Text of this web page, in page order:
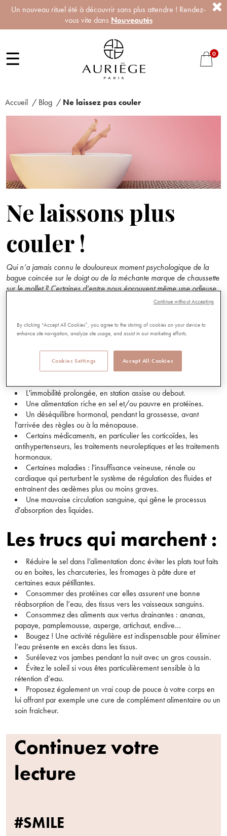
Un nouveau rituel été à découvrir sans plus attendre ! Rendez-
vous vite dans Nouveautés
☰ 0
Accueil / Blog / Ne laissez pas couler
Ne laissons plus
couler !
Qui n’a jamais connu le douloureux moment psychologique de la
bague coincée sur le doigt ou de la méchante marque de chaussette
sur le mollet ? Certaines d’entre nous éprouvent même une odieuse
sensation de jambes lourdes qui semble ne jamais disparaître …
Les causes :
La chaleur qui dilate les vaisseaux sanguins et les rend plus
poreux, favorisant la sortie d'eau des vaisseaux et empêchant sa
L'immobilité prolongée, en station assise ou debout.
Une alimentation riche en sel et/ou pauvre en protéines.
Un déséquilibre hormonal, pendant la grossesse, avant
l'arrivée des règles ou à la ménopause.
Certains médicaments, en particulier les corticoïdes, les
antihypertenseurs, les traitements neuroleptiques et les traitements
hormonaux.
Certaines maladies : l'insuffisance veineuse, rénale ou
cardiaque qui perturbent le système de régulation des fluides et
entraînent des œdèmes plus ou moins graves.
Une mauvaise circulation sanguine, qui gêne le processus
d'absorption des liquides.
Les trucs qui marchent :
Réduire le sel dans l’alimentation donc éviter les plats tout faits
ou en boites, les charcuteries, les fromages à pâte dure et
certaines eaux pétillantes.
Consommer des protéines car elles assurent une bonne
réabsorption de l’eau, des tissus vers les vaisseaux sanguins.
Consommez des aliments aux vertus drainantes : ananas,
papaye, pamplemousse, asperge, artichaut, endive…
Bougez ! Une activité régulière est indispensable pour éliminer
l’eau présente en excès dans les tissus.
Surélevez vos jambes pendant la nuit avec un gros coussin.
Évitez le soleil si vous êtes particulièrement sensible à la
rétention d’eau.
Proposez également un vrai coup de pouce à votre corps en
lui offrant par exemple une cure de complément alimentaire ou un
soin fraîcheur.
Continuez votre
lecture
#SMILE
By clicking “Accept All Cookies”, you agree to the storing of cookies on your device to
enhance site navigation, analyze site usage, and assist in our marketing efforts.
Accept All Cookies
Cookies Settings
Continue without Accepting